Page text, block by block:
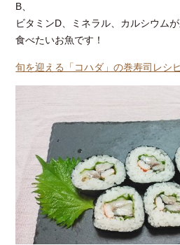
B、
ビタミンD、ミネラル、カルシウム
食べたいお魚です！
旬を迎える「コハダ」の巻寿司レシ